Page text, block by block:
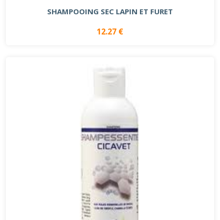
SHAMPOOING SEC LAPIN ET FURET
12.27 €